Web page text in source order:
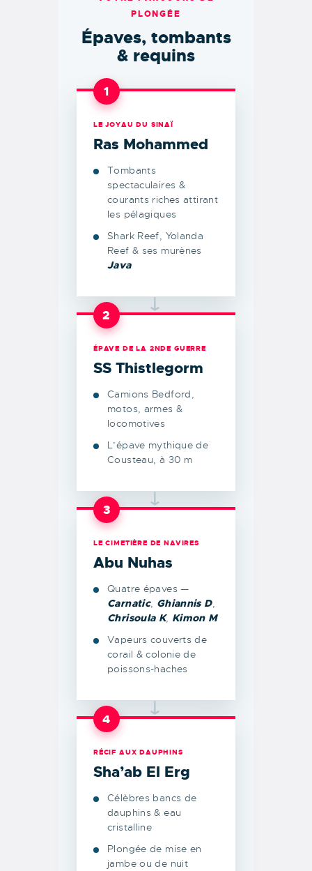
PLONGÉE
Épaves, tombants
& requins
1
LE JOYAU DU SINAÏ
Ras Mohammed
Tombants
spectaculaires &
courants riches attirant
les pélagiques
Shark Reef, Yolanda
Reef & ses murènes
Java
→
2
ÉPAVE DE LA 2NDE GUERRE
SS Thistlegorm
Camions Bedford,
motos, armes &
locomotives
L’épave mythique de
Cousteau, à 30 m
→
3
LE CIMETIÈRE DE NAVIRES
Abu Nuhas
Quatre épaves —
Carnatic, Ghiannis D,
Chrisoula K, Kimon M
Vapeurs couverts de
corail & colonie de
poissons-haches
→
4
RÉCIF AUX DAUPHINS
Sha’ab El Erg
Célèbres bancs de
dauphins & eau
cristalline
Plongée de mise en
jambe ou de nuit